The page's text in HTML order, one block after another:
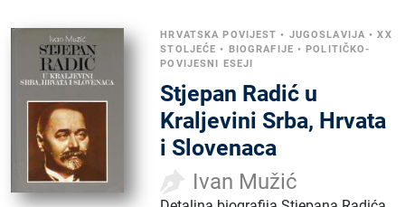
HRVATSKA POVIJEST • JUGOSLAVIJA •XX
STOLJEĆE • BIOGRAFIJE •POLITIČKO-
POVIJESNI ESEJI
Stjepan Radić u
Kraljevini Srba, Hrvata
i Slovenaca
Ivan Mužić